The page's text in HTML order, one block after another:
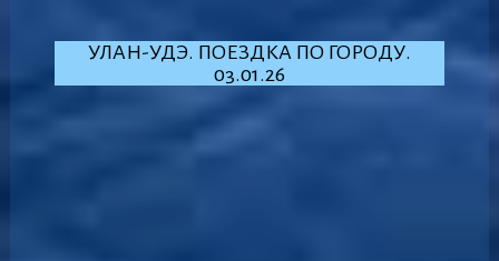
УЛАН-УДЭ. ПОЕЗДКА ПО ГОРОДУ.
03.01.26